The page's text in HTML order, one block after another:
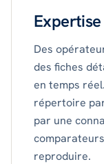
Expertise
Des
des fiches
en temps
répertoire
par une
reproduire.